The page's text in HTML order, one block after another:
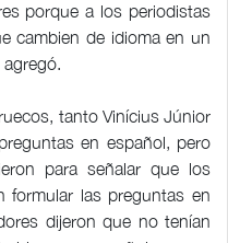
porque a los periodistas
cambien de idioma en un
tanto Vinícius Júnior
en español, pero
para señalar que los
formular las preguntas en
dijeron que no tenían